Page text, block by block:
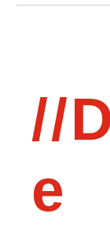
e